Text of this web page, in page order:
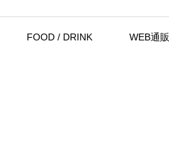
FOOD / DRINK WEB通販